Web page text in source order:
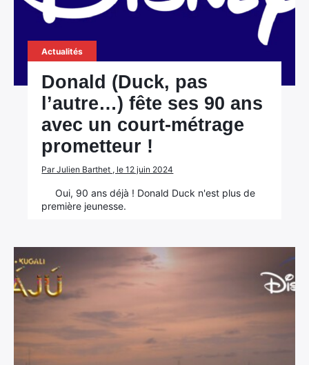
Actualités
Donald (Duck, pas
l’autre…) fête ses 90 ans
avec un court-métrage
prometteur !
Par Julien Barthet , le 12 juin 2024
Oui, 90 ans déjà ! Donald Duck n'est plus de
première jeunesse.